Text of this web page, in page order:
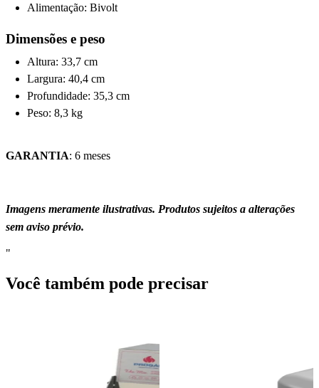
Alimentação: Bivolt
Dimensões e peso
Altura: 33,7 cm
Largura: 40,4 cm
Profundidade: 35,3 cm
Peso: 8,3 kg
GARANTIA: 6 meses
Imagens meramente ilustrativas. Produtos sujeitos a alterações
sem aviso prévio.
"
Você também pode precisar